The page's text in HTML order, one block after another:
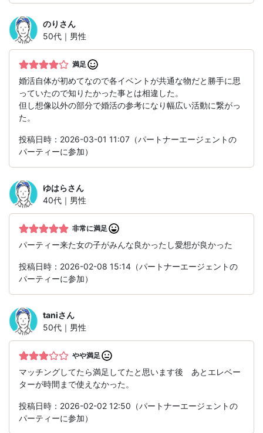
のり さん
50代｜男性
満足
婚活自体が初めてなので各イベントが共通な物だと勝手に思
っていたので知りたかった事とは相違した。
但し想像以外の部分で婚活の参考になり幅広い活動に繋がっ
た。
投稿日時：2026-03-01 11:07（パートナーエージェントの
パーティーに参加）
ゆはらさん
40代｜男性
非常に満足
パーティー来た女の子がみんな良かったし愛想が良かった
投稿日時：2026-02-08 15:14（パートナーエージェントの
パーティーに参加）
taniさん
50代｜男性
やや満足
マッチングしてたら満足してたと思います後 あとエレベー
ターが時間まで使えなかった。
投稿日時：2026-02-02 12:50（パートナーエージェントの
パーティーに参加）